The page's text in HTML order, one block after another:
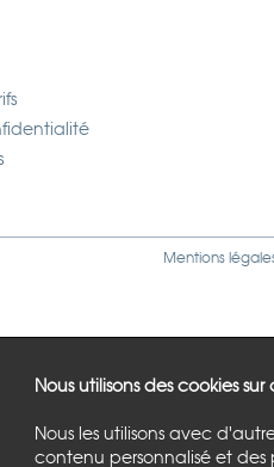
Mentions
Nous utilisons des cookies
Nous les utilisons avec
contenu personnalisé et des